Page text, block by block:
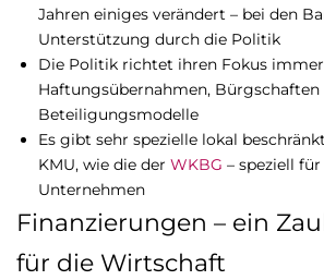
Jahren einiges verändert – bei den
Unterstützung durch die Politik
Die Politik richtet ihren Fokus
Haftungsübernahmen, Bürgschaften
Beteiligungsmodelle
Es gibt sehr spezielle lokal
KMU, wie die der WKBG – speziell
Unternehmen
Finanzierungen – ein
für die Wirtschaft